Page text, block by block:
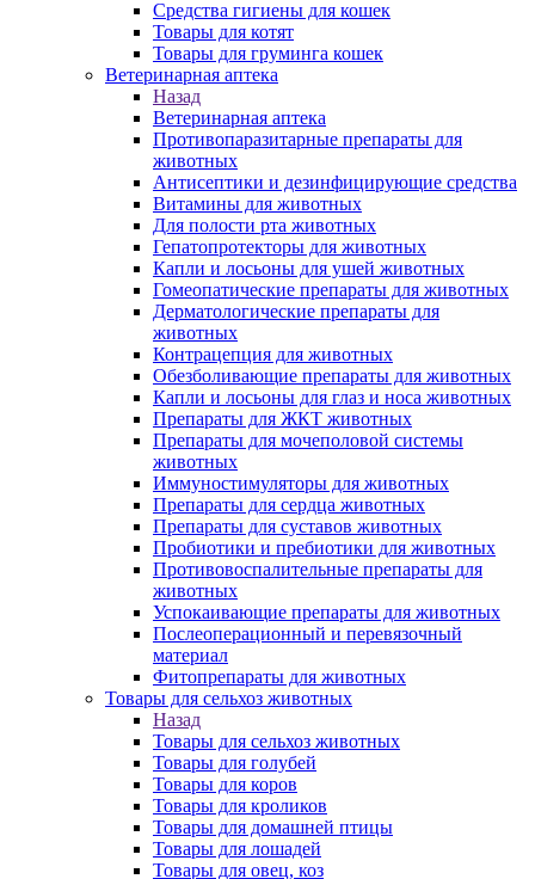
Средства гигиены для кошек
Товары для котят
Товары для груминга кошек
Ветеринарная аптека
Назад
Ветеринарная аптека
Противопаразитарные препараты для
животных
Антисептики и дезинфицирующие средства
Витамины для животных
Для полости рта животных
Гепатопротекторы для животных
Капли и лосьоны для ушей животных
Гомеопатические препараты для животных
Дерматологические препараты для
животных
Контрацепция для животных
Обезболивающие препараты для животных
Капли и лосьоны для глаз и носа животных
Препараты для ЖКТ животных
Препараты для мочеполовой системы
животных
Иммуностимуляторы для животных
Препараты для сердца животных
Препараты для суставов животных
Пробиотики и пребиотики для животных
Противовоспалительные препараты для
животных
Успокаивающие препараты для животных
Послеоперационный и перевязочный
материал
Фитопрепараты для животных
Товары для сельхоз животных
Назад
Товары для сельхоз животных
Товары для голубей
Товары для коров
Товары для кроликов
Товары для домашней птицы
Товары для лошадей
Товары для овец, коз